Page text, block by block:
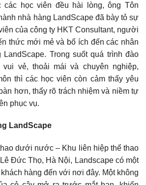
các học viên đều hài lòng, ông Tôn
nhà hàng LandScape đã bày tỏ sự
của công ty HKT Consultant, người
thức mới mẻ và bổ ích đến các nhân
Trong suốt quá trình đào
vẻ, thoải mái và chuyên nghiệp,
thì các học viên còn cảm thấy yêu
hơn, thấy rõ trách nhiệm và niềm tự
phục vụ.
LandScape
dưới nước – Khu liên hiệp thể thao
Đức Thọ, Hà Nội, Landscape có một
hàng đến với nơi đây. Một không